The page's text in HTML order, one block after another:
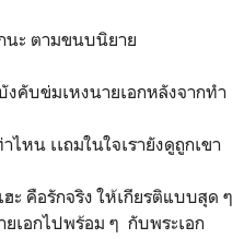
นะ ตามขนบนิยาย
งคับข่มเหงนายเอกหลังจากทำ
หน เเถมในใจเรายังดูถูกเขา
ะ คือรักจริง ให้เกียรติแบบสุด ๆ
เอกไปพร้อม ๆ กับพระเอก